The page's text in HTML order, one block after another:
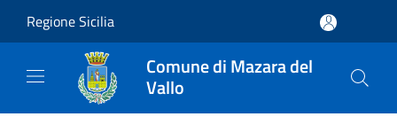
Regione Sicilia
Comune di Mazara del
Vallo